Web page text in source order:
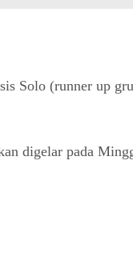
Solo (runner up
digelar pada